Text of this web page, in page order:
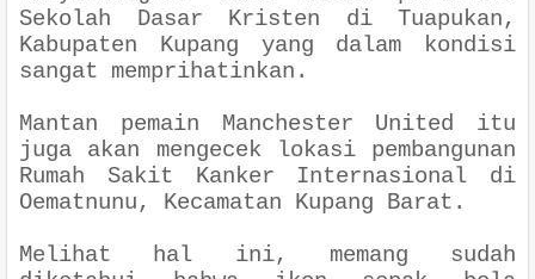
Sekolah Dasar Kristen di Tuapukan,
Kabupaten Kupang yang dalam kondisi
sangat memprihatinkan.
Mantan pemain Manchester United itu
juga akan mengecek lokasi pembangunan
Rumah Sakit Kanker Internasional di
Oematnunu, Kecamatan Kupang Barat.
Melihat hal ini, memang sudah